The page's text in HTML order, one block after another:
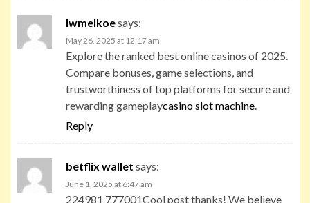
Iwmelkoesays:
May 26, 2025 at 12:17 am
Explore the ranked best online casinos of 2025.
Compare bonuses, game selections, and
trustworthiness of top platforms for secure and
rewarding gameplaycasino slot machine
Reply
betflix wallet says:
June 1, 2025 at 6:47 am
224981 777001Cool post thanks! We believe